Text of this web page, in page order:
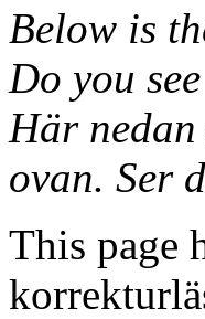
Below is
Do you
Här nedan
ovan. Ser
This page